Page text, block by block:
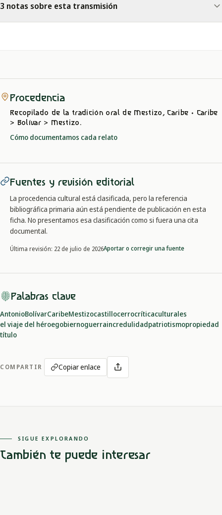
3 notas sobre esta transmisión
Procedencia
Recopilado de la tradición oral de Mestizo, Caribe · Caribe
> Bolívar > Mestizo.
Cómo documentamos cada relato
Fuentes y revisión editorial
La procedencia cultural está clasificada, pero la referencia
bibliográfica primaria aún está pendiente de publicación en esta
ficha. No presentamos esa clasificación como si fuera una cita
documental.
Última revisión: 22 de julio de 2026Aportar o corregir una fuente
Palabras clave
AntonioBolívarCaribeMestizocastillocerrocríticaculturales
el viaje del héroegobiernoguerraincredulidadpatriotismopropiedad
título
COMPARTIR Copiar enlace
SIGUE EXPLORANDO
También te puede interesar